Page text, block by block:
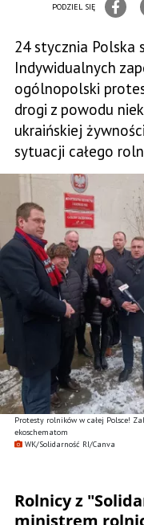
Protesty rolników w całej Polsce!
ekoschematom
WK/Solidarność RI/Canva
PODZIEL SIĘ
24 stycznia Polska
Indywidualnych
ogólnopolski
drogi z powodu
ukraińskiej
sytuacji całego
Rolnicy z
ministrem